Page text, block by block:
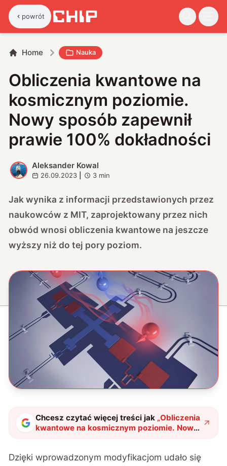
powrót
Home Nauka
Obliczenia kwantowe na
kosmicznym poziomie.
Nowy sposób zapewnił
prawie 100% dokładności
A
Aleksander Kowal
26.09.2023 3 min
Jak wynika z informacji przedstawionych przez
naukowców z MIT, zaprojektowany przez nich
obwód wnosi obliczenia kwantowe na jeszcze
wyższy niż do tej pory poziom.
Chcesz czytać więcej treści jak „Obliczenia
kwantowe na kosmicznym poziomie. Nowy
sposób zapewnił prawie 100%
Dzięki wprowadzonym modyfikacjom udało się